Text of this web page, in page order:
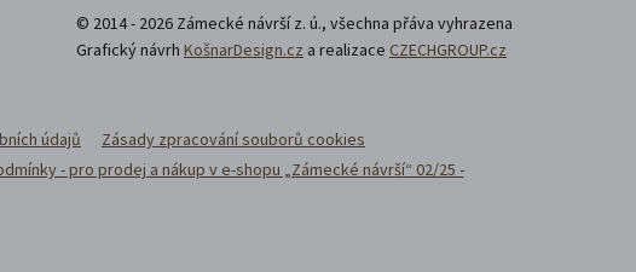
© 2014 - 2026 Zámecké návrší z. ú., všechna přáva vyhrazena
Grafický návrh KošnarDesign.cz a realizace CZECHGROUP.cz
údajů
Zásady zpracování souborů cookies
- pro prodej a nákup v e-shopu „Zámecké návrší“ 02/25 -